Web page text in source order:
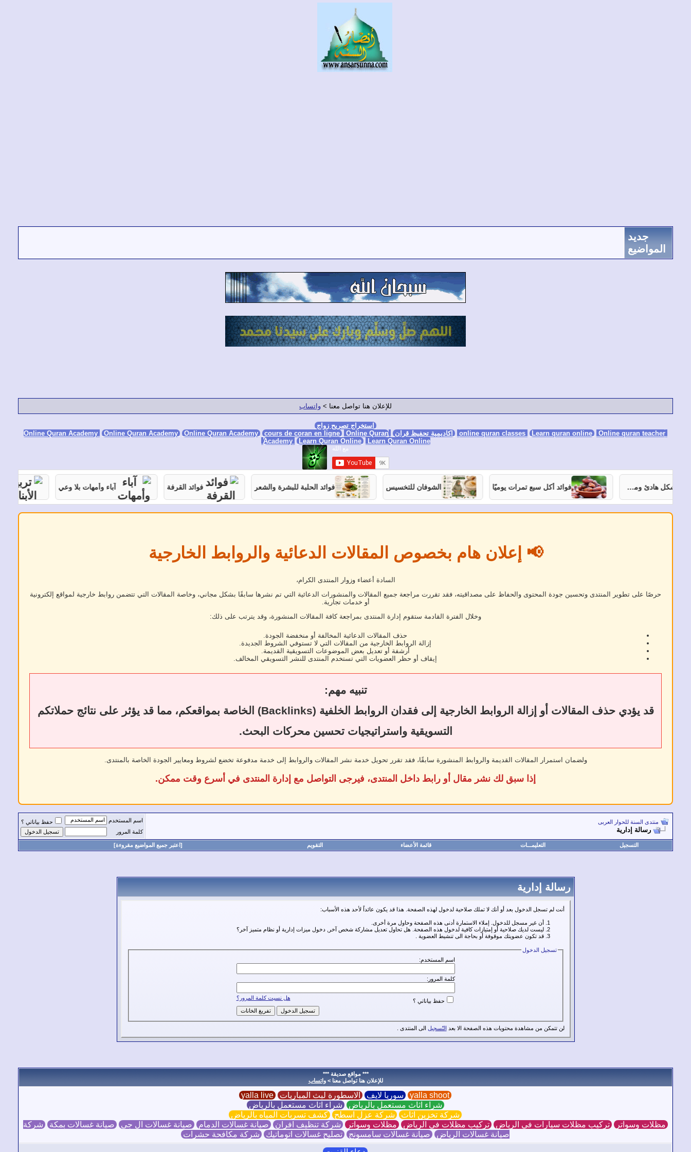
جديد
المواضيع
للإعلان هنا تواصل معنا > واتساب
استخراج تصريح زواج
Learn quran online Online quran teacher اكاديمية تحفيظ قران Online Quran Academy Online Quran Academy cours de coran en ligne Online Quran
Academy Learn Quran Online Learn Quran Online
تربية آباء وأمهات بلا وعي فوائد القرفة فوائد الحلبة للبشرة والشعر الشوفان للتخسيس فوائد أكل سبع تمرات يوميًا 7 نصائح تساعدك على النوم بشكل هادئ ومستمر
📢 إعلان هام بخصوص المقالات الدعائية والروابط الخارجية
السادة أعضاء وزوار المنتدى الكرام،
حرصًا على تطوير المنتدى وتحسين جودة المحتوى والحفاظ على مصداقيته، فقد تقررت مراجعة جميع المقالات والمنشورات الدعائية التي تم نشرها سابقًا بشكل مجاني، وخاصة المقالات التي تتضمن روابط خارجية لمواقع إلكترونية
أو خدمات تجارية.
وخلال الفترة القادمة ستقوم إدارة المنتدى بمراجعة كافة المقالات المنشورة، وقد يترتب على ذلك:
حذف المقالات الدعائية المخالفة أو منخفضة الجودة.
إزالة الروابط الخارجية من المقالات التي لا تستوفي الشروط الجديدة.
أرشفة أو تعديل بعض الموضوعات التسويقية القديمة.
إيقاف أو حظر العضويات التي تستخدم المنتدى للنشر التسويقي المخالف.
تنبيه مهم:
قد يؤدي حذف المقالات أو إزالة الروابط الخارجية إلى فقدان الروابط الخلفية (Backlinks) الخاصة بمواقعكم، مما قد يؤثر على نتائج حملاتكم
التسويقية واستراتيجيات تحسين محركات البحث.
ولضمان استمرار المقالات القديمة والروابط المنشورة سابقًا، فقد تقرر تحويل خدمة نشر المقالات والروابط إلى خدمة مدفوعة تخضع لشروط ومعايير الجودة الخاصة بالمنتدى.
إذا سبق لك نشر مقال أو رابط داخل المنتدى، فيرجى التواصل مع إدارة المنتدى في أسرع وقت ممكن.
منتدى السنة للحوار العربى
رسالة إدارية
اسم المستخدم
حفظ بياناتي ؟
كلمة المرور
التسجيل التعليمـــات قائمة الأعضاء التقويم [اعتبر جميع المواضيع مقروءة]
رسالة إدارية
أنت لم تسجل الدخول بعد أو أنك لا تملك صلاحية لدخول لهذه الصفحة. هذا قد يكون عائداً لأحد هذه الأسباب:
أن غير مسجل للدخول. إملاء الاستمارة أدنى هذه الصفحة وحاول مرة أخرى.
ليست لديك صلاحية أو إمتيازات كافية لدخول هذه الصفحة. هل تحاول تعديل مشاركة شخص آخر, دخول ميزات إدارية أو نظام متميز آخر؟
قد تكون عضويتك موقوفة أو بحاجة الى تنشيط العضوية .
تسجيل الدخول
اسم المستخدم:
كلمة المرور:
هل نسيت كلمة المرور؟ حفظ بياناتي ؟
لن تتمكن من مشاهدة محتويات هذه الصفحة الا بعد التّسجيل الى المنتدى .
*** مواقع صديقة ***
للإعلان هنا تواصل معنا >واتساب
yalla shoot سوريا لايف الاسطورة لبث المباريات yalla live
شراء اثاث مستعمل بالرياض شراء اثاث مستعمل بالرياض
شركة تخزين اثاث شركة عزل اسطح كشف تسربات المياه بالرياض
مظلات وسواتر تركيب مظلات سيارات في الرياض تركيب مظلات في الرياض مظلات وسواتر شركة تنظيف افران صيانة غسالات الدمام صيانة غسالات ال جي صيانة غسالات بمكة شركة
صيانة غسالات الرياض صيانة غسالات سامسونج تصليح غسالات اتوماتيك شركة مكافحة حشرات